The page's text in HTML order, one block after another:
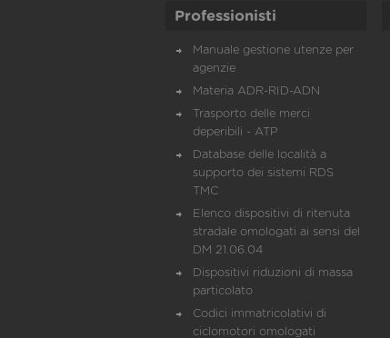
Professionisti
Manuale gestione utenze per
agenzie
Materia ADR-RID-ADN
Trasporto delle merci
deperibili - ATP
Database delle località a
supporto dei sistemi RDS
TMC
Elenco dispositivi di ritenuta
stradale omologati ai sensi del
DM 21.06.04
Dispositivi riduzioni di massa
particolato
Codici immatricolativi di
ciclomotori omologati